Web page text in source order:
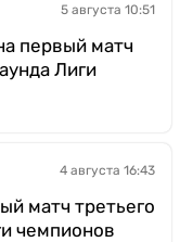
5 августа 10:51
первый матч
Лиги
4 августа 16:43
матч третьего
чемпионов